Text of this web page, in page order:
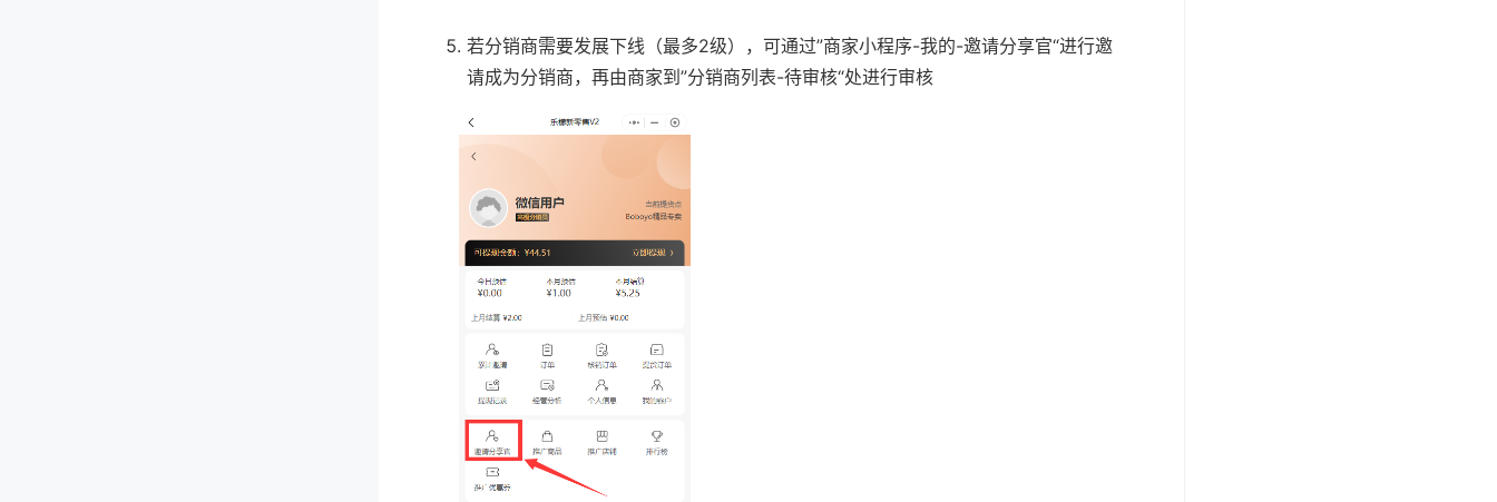
若分销商需要发展下线（最多2级），可通过”商家小程序-我的-邀请分享官“进行邀
请成为分销商，再由商家到”分销商列表-待审核“处进行审核